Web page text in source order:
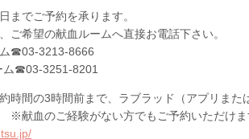
までご予約を承ります。
ご希望の献血ルームへ直接お電話下さい。
☎03-3213-8666
☎03-3251-8201
時間の3時間前まで、ラブラッド（アプリまた
経験がない方でもご予約いただけま